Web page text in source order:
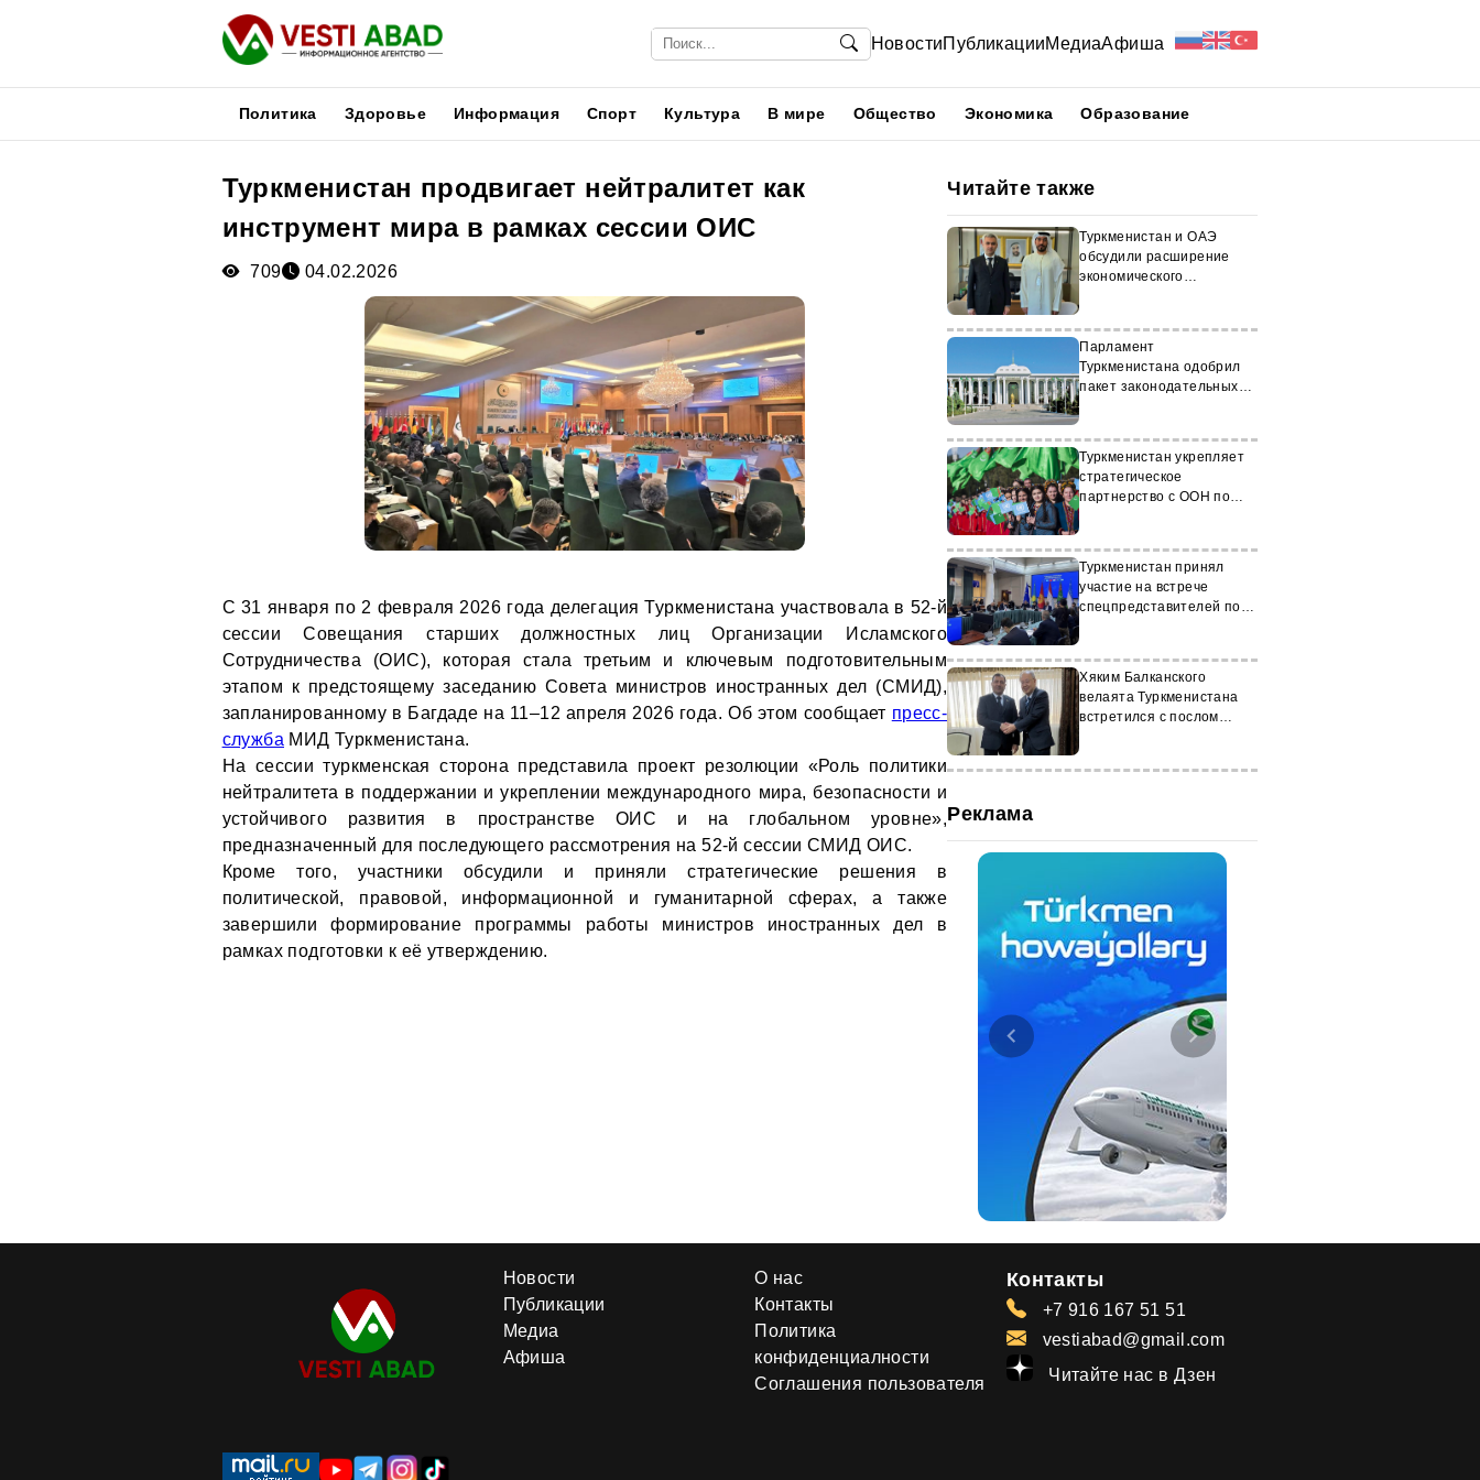
НовостиПубликацииМедиаАфиша
Политика Здоровье Информация Спорт Культура В мире Общество Экономика Образование
Туркменистан продвигает нейтралитет как
инструмент мира в рамках сессии ОИС
709 04.02.2026
С 31 января по 2 февраля 2026 года делегация Туркменистана участвовала в 52-й
сессии Совещания старших должностных лиц Организации Исламского
Сотрудничества (ОИС), которая стала третьим и ключевым подготовительным
этапом к предстоящему заседанию Совета министров иностранных дел (СМИД),
запланированному в Багдаде на 11–12 апреля 2026 года. Об этом сообщает пресс-
служба МИД Туркменистана.
На сессии туркменская сторона представила проект резолюции «Роль политики
нейтралитета в поддержании и укреплении международного мира, безопасности и
устойчивого развития в пространстве ОИС и на глобальном уровне»,
предназначенный для последующего рассмотрения на 52-й сессии СМИД ОИС.
Кроме того, участники обсудили и приняли стратегические решения в
политической, правовой, информационной и гуманитарной сферах, а также
завершили формирование программы работы министров иностранных дел в
рамках подготовки к её утверждению.
Читайте также
Туркменистан и ОАЭ
обсудили расширение
экономического
Парламент
Туркменистана одобрил
пакет законодательных
Туркменистан укрепляет
стратегическое
партнерство с ООН по
Туркменистан принял
участие на встрече
спецпредставителей по
Хяким Балканского
велаята Туркменистана
встретился с послом
Реклама
Новости
Публикации
Медиа
Афиша
О нас
Контакты
Политика
конфиденциалности
Соглашения пользователя
Контакты
+7 916 167 51 51
vestiabad@gmail.com
Читайте нас в Дзен